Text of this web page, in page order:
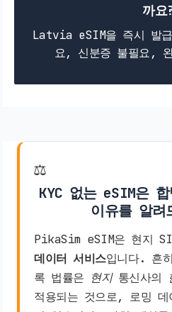
까요
Latvia eSIM을 즉시 발
요, 신분증 불필요,
⚖️
KYC 없는 eSIM은
이유를 알려
PikaSim eSIM은 현지
데이터 서비스입니다. 흔
록 법률은 현지통신사의
적용되는 것으로, 로밍 데